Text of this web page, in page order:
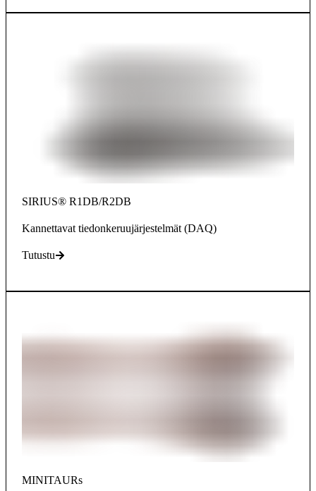
SIRIUS® R1DB/R2DB
Kannettavat tiedonkeruujärjestelmät (DAQ)
Tutustu
MINITAURs